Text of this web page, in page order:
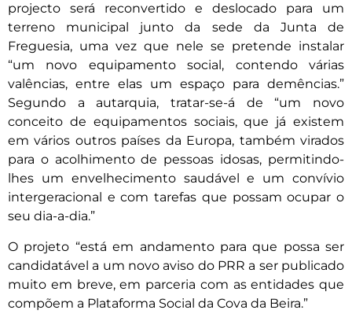
projecto será reconvertido e deslocado para um
terreno municipal junto da sede da Junta de
Freguesia, uma vez que nele se pretende instalar
“um novo equipamento social, contendo várias
valências, entre elas um espaço para demências.”
Segundo a autarquia, tratar-se-á de “um novo
conceito de equipamentos sociais, que já existem
em vários outros países da Europa, também virados
para o acolhimento de pessoas idosas, permitindo-
lhes um envelhecimento saudável e um convívio
intergeracional e com tarefas que possam ocupar o
seu dia-a-dia.”
O projeto “está em andamento para que possa ser
candidatável a um novo aviso do PRR a ser publicado
muito em breve, em parceria com as entidades que
compõem a Plataforma Social da Cova da Beira.”